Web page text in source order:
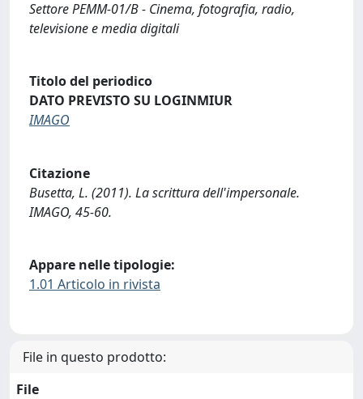
Settore PEMM-01/B - Cinema, fotografia, radio,
televisione e media digitali
Titolo del periodico
DATO PREVISTO SU LOGINMIUR
IMAGO
Citazione
Busetta, L. (2011). La scrittura dell'impersonale.
IMAGO, 45-60.
Appare nelle tipologie:
1.01 Articolo in rivista
File in questo prodotto:
File